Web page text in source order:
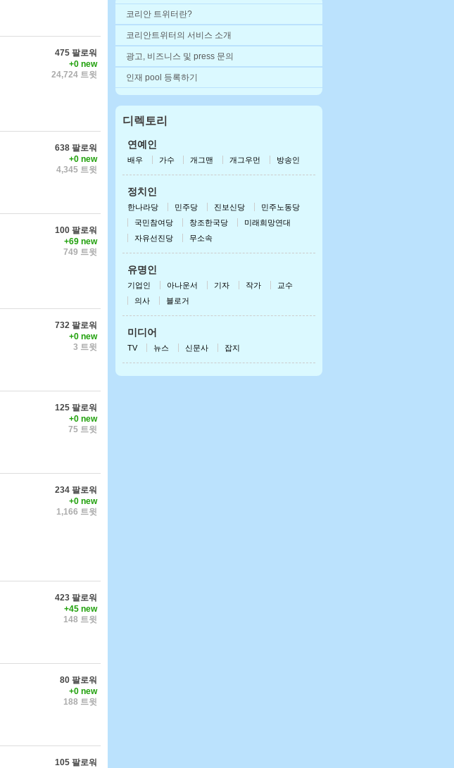
475 팔로워
+0 new
24,724 트윗
638 팔로워
+0 new
4,345 트윗
100 팔로워
+69 new
749 트윗
732 팔로워
+0 new
3 트윗
125 팔로워
+0 new
75 트윗
234 팔로워
+0 new
1,166 트윗
423 팔로워
+45 new
148 트윗
80 팔로워
+0 new
188 트윗
105 팔로워
아이폰/패드용 받기
코리안 트위터란?
코리안트위터의 서비스 소개
광고, 비즈니스 및 press 문의
인재 pool 등록하기
디렉토리
연예인
배우 가수 개그맨 개그우먼 방송인
정치인
한나라당 민주당 진보신당
민주노동당
국민참여당
창조한국당
미래희망연대
자유선진당
무소속
유명인
기업인 아나운서 기자 작가
교수
의사
블로거
미디어
TV 뉴스 신문사 잡지